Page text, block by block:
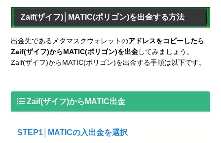
Zaif(ザイフ)│MATIC(ポリゴン)を出金する方法
出金先であるメタマスクウォレットのアドレスをコピーしたら
Zaif(ザイフ)からMATIC(ポリゴン)を出金してみましょう。
Zaif(ザイフ)からMATIC(ポリゴン)を出金する手順は以下です。
Zaif(ザイフ)からMATIC出金
STEP1│MATICの入出金を選択